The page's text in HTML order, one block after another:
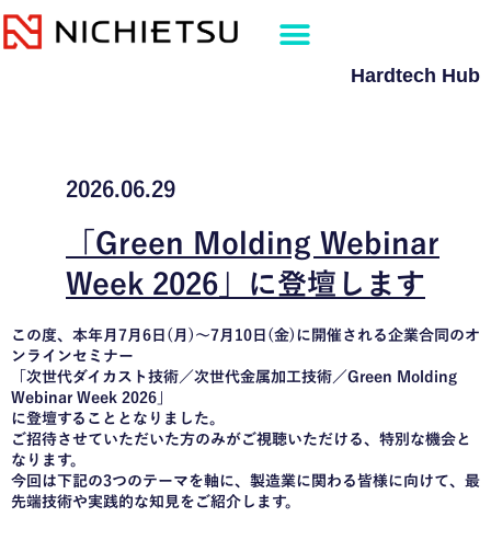
内
容
Hardtech Hub
2026.06.29
「Green Molding Webinar
Week 2026」に登壇します
この度、本年月7月6日(月)〜7月10日(金)に開催される企業合同のオ
ンラインセミナー
「次世代ダイカスト技術／次世代金属加工技術／Green Molding
Webinar Week 2026」
に登壇することとなりました。
ご招待させていただいた方のみがご視聴いただける、特別な機会と
なります。
今回は下記の3つのテーマを軸に、製造業に関わる皆様に向けて、最
先端技術や実践的な知見をご紹介します。